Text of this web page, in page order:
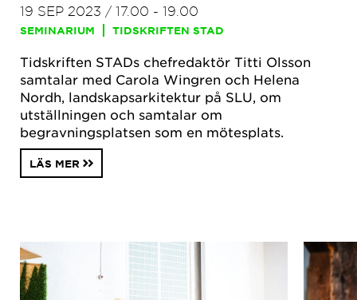
19 SEP 2023 / 17.00 - 19.00
SEMINARIUM TIDSKRIFTEN STAD
Tidskriften STADs chefredaktör Titti Olsson
samtalar med Carola Wingren och Helena
Nordh, landskapsarkitektur på SLU, om
utställningen och samtalar om
begravningsplatsen som en mötesplats.
LÄS MER